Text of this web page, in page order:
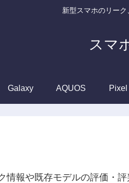
新型スマホのリー
スマ
Galaxy AQUOS Pixel
報や既存モデルの評価・評